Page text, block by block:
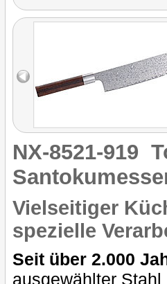
NX-8521-919
Vielseitiger
spezielle
Seit über 2.000
ausgewählter